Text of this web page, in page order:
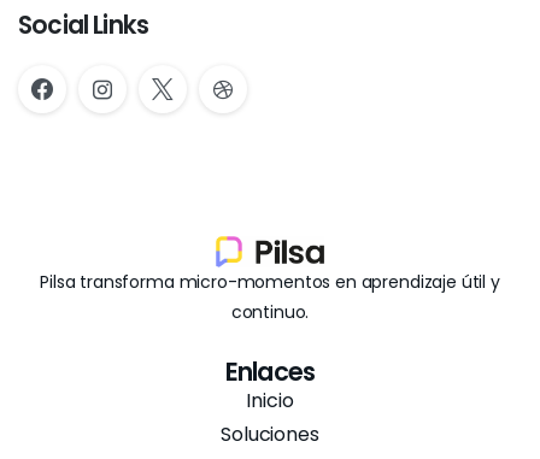
Social Links
Pilsa transforma micro-momentos en aprendizaje útil y
continuo.
Enlaces
Inicio
Soluciones